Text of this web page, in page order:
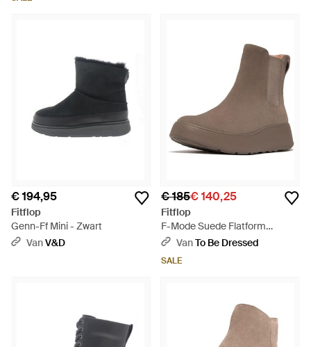
€ 194,95
Fitflop
Genn-Ff Mini - Zwart
VanV&D
€ 185€ 140,25
Fitflop
F-Mode Suede Flatform
Chelsea Boots - Bruin
VanTo Be Dressed
SALE